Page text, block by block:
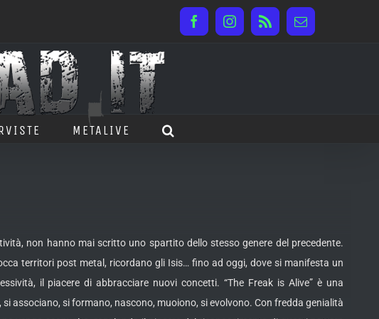
FacebookInstagram
Rss Email
METALIVE
non hanno mai scritto uno spartito dello stesso genere del precedente.
territori post metal, ricordano gli Isis… fino ad oggi, dove si manifesta un
il piacere di abbracciare nuovi concetti. “The Freak is Alive” è una
associano, si formano, nascono, muoiono, si evolvono. Con fredda genialità